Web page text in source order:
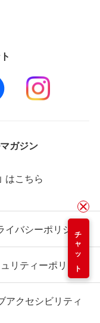
チャット
ガジン
はこちら
イバシーポリシー
リティーポリシー
アクセシビリティ